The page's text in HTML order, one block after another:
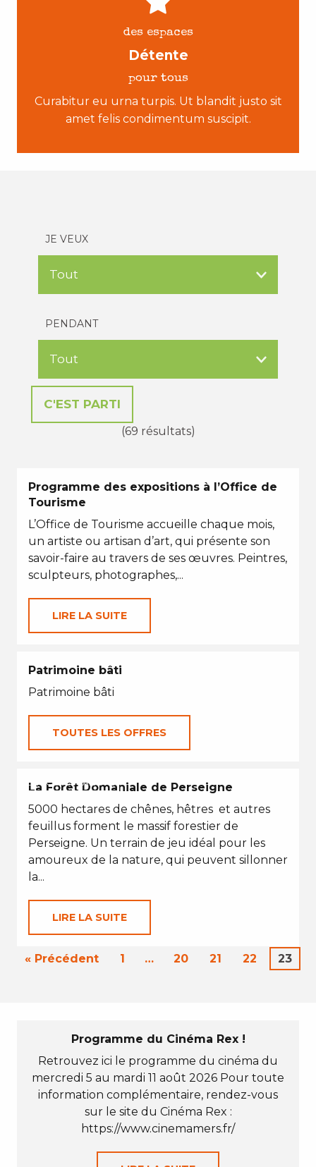
des espaces
Détente
pour tous
Curabitur eu urna turpis. Ut blandit justo sit
amet felis condimentum suscipit.
JE VEUX
PENDANT
(69 résultats)
Programme des expositions à l’Office de
Tourisme
L’Office de Tourisme accueille chaque mois,
un artiste ou artisan d’art, qui présente son
savoir-faire au travers de ses œuvres. Peintres,
sculpteurs, photographes,...
LIRE LA SUITE
Patrimoine bâti
Patrimoine bâti
TOUTES LES OFFRES
EN TOUTES SAISONS
La Forêt Domaniale de Perseigne
5000 hectares de chênes, hêtres et autres
feuillus forment le massif forestier de
Perseigne. Un terrain de jeu idéal pour les
amoureux de la nature, qui peuvent sillonner
la...
LIRE LA SUITE
« Précédent 1 … 20 21 22 23
Programme du Cinéma Rex !
Retrouvez ici le programme du cinéma du
mercredi 5 au mardi 11 août 2026 Pour toute
information complémentaire, rendez-vous
sur le site du Cinéma Rex :
https://www.cinemamers.fr/